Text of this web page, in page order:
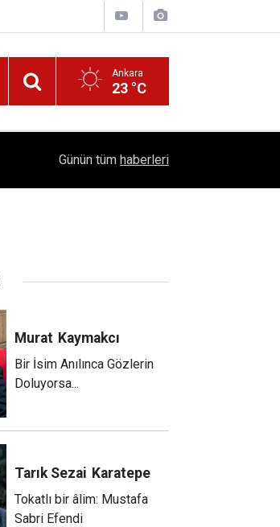
Ankara
23 °C
1504 Kep, Tek Bir Hedef: Bilim Kenti Çubuk
Günün tüm haberleri
Murat Kaymakcı
Bir İsim Anılınca Gözlerin
Doluyorsa...
Tarık Sezai Karatepe
Tokatlı bir âlim: Mustafa
Sabri Efendi